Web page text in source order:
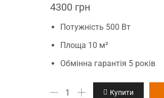
4300 грн
Потужність 500 Вт
Площа 10 м²
Обмінна гарантія 5 років
KEN-
Купити